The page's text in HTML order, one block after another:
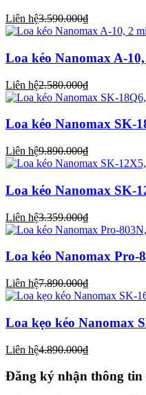
Liên hệ3.590.000₫
Loa kéo Nanomax A-
Liên hệ2.580.000₫
Loa kéo Nanomax SK-
Liên hệ9.890.000₫
Loa kéo Nanomax SK-
Liên hệ3.359.000₫
Loa kéo Nanomax Pro-
Liên hệ7.890.000₫
Loa kẹo kéo Nanomax
Liên hệ4.890.000₫
Đăng ký nhận thông